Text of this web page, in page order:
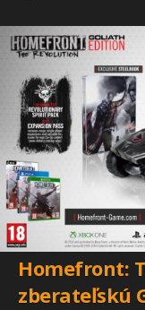
Homefront:
zberateľskú